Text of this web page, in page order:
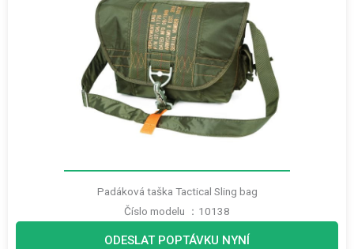
Padáková taška Tactical Sling bag
Číslo modelu ：10138
ODESLAT POPTÁVKU NYNÍ